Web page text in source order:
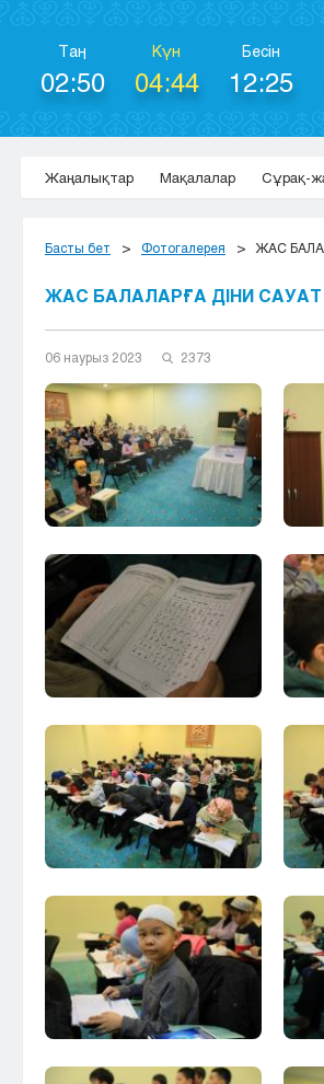
Таң
02:50
Күн
04:44
Бесін
12:25
Жаңалықтар Мақалалар Сұрақ-
Басты бет Фотогалерея ЖАС
ЖАС БАЛАЛАРҒА ДІНИ
06 наурыз 2023 2373